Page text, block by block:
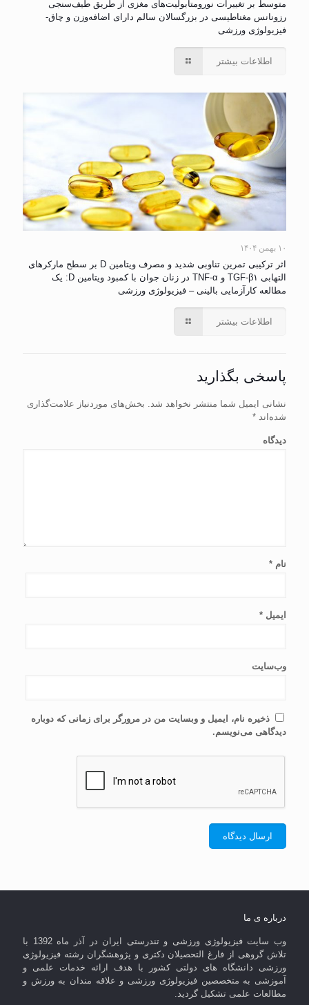
متوسط بر تغییرات نورومتابولیت‌های مغزی از طریق طیف‌سنجی
رزونانس مغناطیسی در بزرگسالان سالم دارای اضافه‌وزن و چاق-
فیزیولوژی ورزشی
اطلاعات بیشتر
۱۰ بهمن ۱۴۰۴
اثر ترکیبی تمرین تناوبی شدید و مصرف ویتامین D بر سطح مارکرهای
التهابی TGF-β۱ و TNF-α در زنان جوان با کمبود ویتامین D: یک
مطالعه کارآزمایی بالینی – فیزیولوژی ورزشی
اطلاعات بیشتر
پاسخی بگذارید
نشانی ایمیل شما منتشر نخواهد شد.
بخش‌های موردنیاز علامت‌گذاری
شده‌اند *
دیدگاه
نام *
ایمیل *
وب‌سایت
ذخیره نام، ایمیل و وبسایت من در مرورگر برای زمانی که دوباره
دیدگاهی می‌نویسم.
درباره ی ما
وب سایت فیزیولوژی ورزشی و تندرستی ایران در آذر ماه 1392 با
تلاش گروهی از فارغ التحصیلان دکتری و پژوهشگران رشته فیزیولوژی
ورزشی دانشگاه های دولتی کشور با هدف ارائه خدمات علمی و
آموزشی به متخصصین فیزیولوژی ورزشی و علاقه مندان به ورزش و
مطالعات علمی تشکیل گردید.